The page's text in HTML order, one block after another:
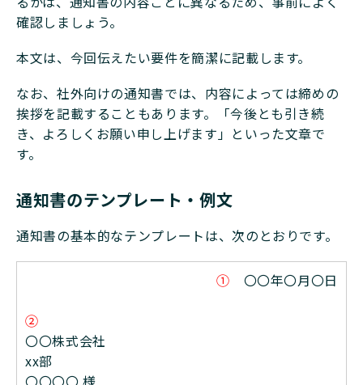
確認しましょう。
本文は、今回伝えたい要件を簡潔に記載します。
なお、社外向けの通知書では、内容によっては締めの
挨拶を記載することもあります。「今後とも引き続
き、よろしくお願い申し上げます」といった文章で
す。
通知書のテンプレート・例文
通知書の基本的なテンプレートは、次のとおりです。
① 〇〇年〇月〇日
②
〇〇株式会社
xx部